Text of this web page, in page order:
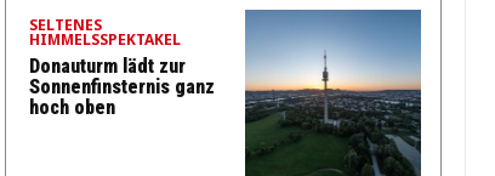
SELTENES
HIMMELSSPEKTAKEL
Donauturm lädt zur
Sonnenfinsternis ganz
hoch oben